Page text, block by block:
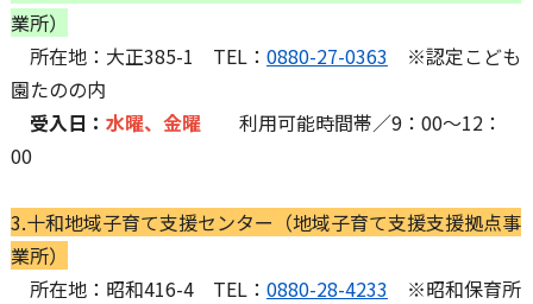
業所）
所在地：大正385-1 TEL： 0880-27-0363 ※認定こども
園たのの内
受入日： 水曜、金曜
利用可能時間帯／9：00～12：
00
3.十和地域子育て支援センター（地域子育て支援支援拠点事
業所）
所在地：昭和416-4 TEL： 0880-28-4233 ※昭和保育所